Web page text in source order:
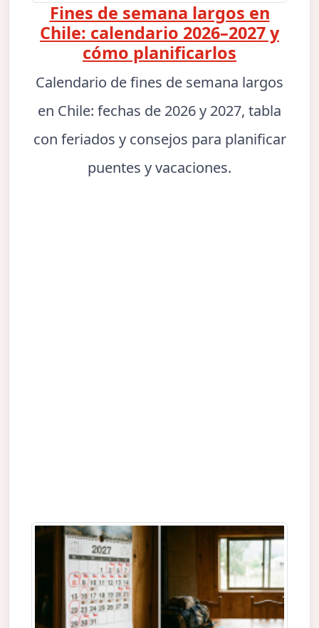
Fines de semana largos en
Chile: calendario 2026–2027 y
cómo planificarlos
Calendario de fines de semana largos
en Chile: fechas de 2026 y 2027, tabla
con feriados y consejos para planificar
puentes y vacaciones.